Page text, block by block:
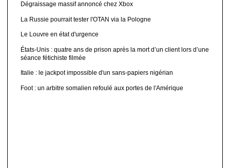
Dégraissage massif annoncé chez Xbox
La Russie pourrait tester l'OTAN via la Pologne
Le Louvre en état d'urgence
États-Unis : quatre ans de prison après la mort d’un client lors d’une
séance fétichiste filmée
Italie : le jackpot impossible d'un sans-papiers nigérian
Foot : un arbitre somalien refoulé aux portes de l'Amérique